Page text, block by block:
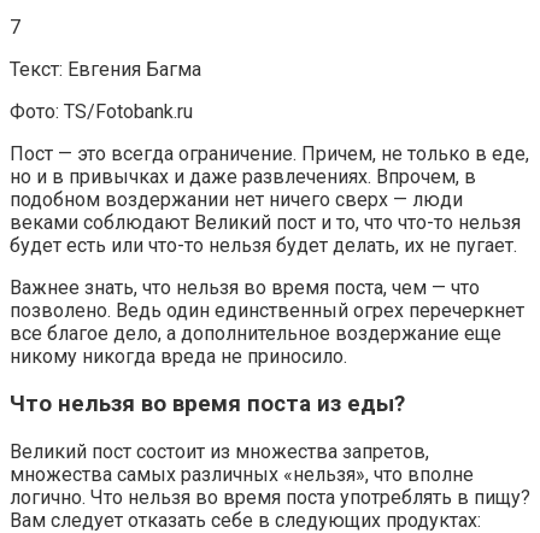
7
Текст: Евгения Багма
Фото: TS/Fotobank.ru
Пост — это всегда ограничение. Причем, не только в еде,
но и в привычках и даже развлечениях. Впрочем, в
подобном воздержании нет ничего сверх — люди
веками соблюдают Великий пост и то, что что-то нельзя
будет есть или что-то нельзя будет делать, их не пугает.
Важнее знать, что нельзя во время поста, чем — что
позволено. Ведь один единственный огрех перечеркнет
все благое дело, а дополнительное воздержание еще
никому никогда вреда не приносило.
Что нельзя во время поста из еды?
Великий пост состоит из множества запретов,
множества самых различных «нельзя», что вполне
логично. Что нельзя во время поста употреблять в пищу?
Вам следует отказать себе в следующих продуктах: